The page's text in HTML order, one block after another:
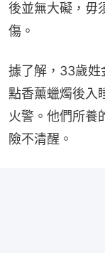
後並無大礙，毋
傷。
據了解，33歲姓
點香薰蠟燭後入
火警。他們所養
險不清醒。